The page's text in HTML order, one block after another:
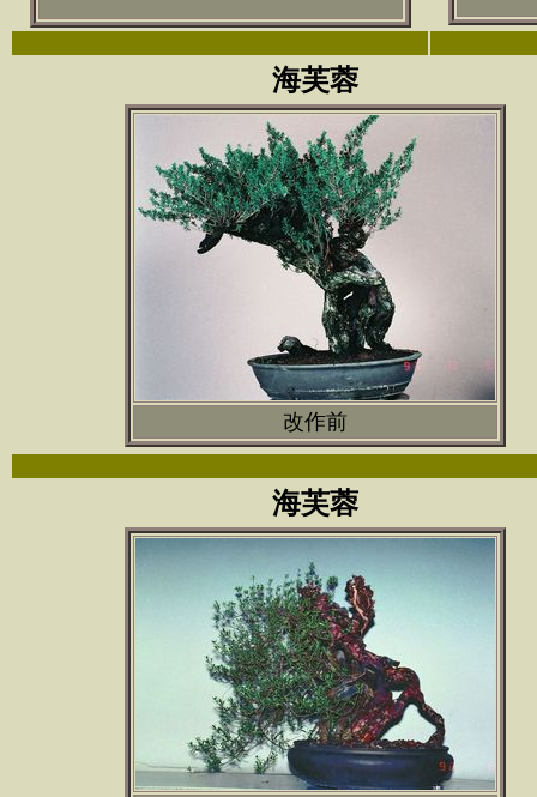
海芙蓉
改作前
海芙蓉